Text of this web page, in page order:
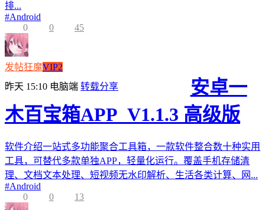
排...
#Android
0
0 45
发帖狂魔VIP2
昨天 15:10 电脑端 转载分享
安卓一
木百宝箱APP_V1.1.3 高级版
软件介绍一站式多功能聚合工具箱，一款软件整合数十种实用
工具，可替代多款单独APP，轻量化运行。覆盖手机存储清
理、文档文本处理、短视频无水印解析、生活各类计算、网...
#Android
0
0 13